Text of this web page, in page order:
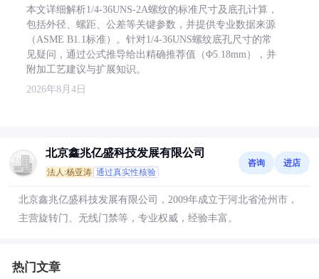
本文详细解析1/4-36UNS-2A螺纹的标准尺寸及底孔计算，
包括外径、螺距、公差等关键参数，并提供专业数据来源
（ASME B1.1标准）。针对1/4-36UNS螺纹底孔尺寸的常
见疑问，通过公式推导给出精确推荐值（Φ5.18mm），并
附加工艺建议与扩展知识。
2026年8月4日
北京鑫兆亿盛科技发展有限公司
法人:杨亚涛 通过真实性核验
咨询 进店
北京鑫兆亿盛科技发展有限公司，2009年成立于河北省沧州市，
主营旋转门、无线门禁等，专业权威，经验丰富。
热门文章